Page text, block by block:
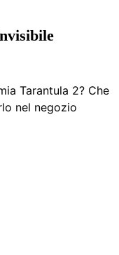
Tarantula 2? Che
nel negozio